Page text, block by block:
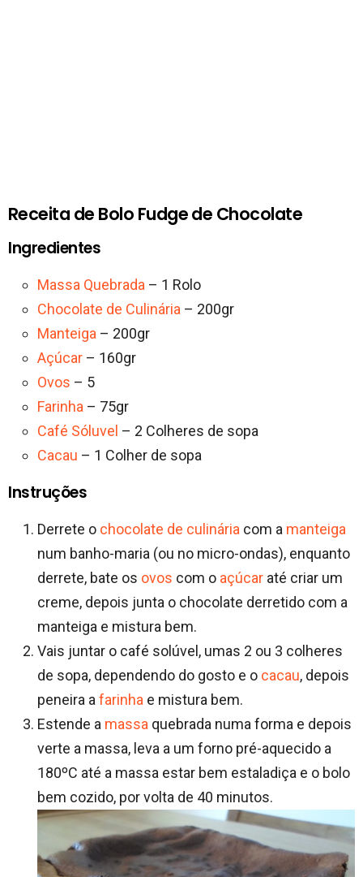
Receita de Bolo Fudge de Chocolate
Ingredientes
Massa Quebrada – 1 Rolo
Chocolate de Culinária – 200gr
Manteiga – 200gr
Açúcar – 160gr
Ovos – 5
Farinha – 75gr
Café Sóluvel – 2 Colheres de sopa
Cacau – 1 Colher de sopa
Instruções
Derrete o chocolate de culinária com a manteiga
num banho-maria (ou no micro-ondas), enquanto
derrete, bate os ovos com o açúcar até criar um
creme, depois junta o chocolate derretido com a
manteiga e mistura bem.
Vais juntar o café solúvel, umas 2 ou 3 colheres
de sopa, dependendo do gosto e o cacau, depois
peneira a farinha e mistura bem.
Estende a massa quebrada numa forma e depois
verte a massa, leva a um forno pré-aquecido a
180ºC até a massa estar bem estaladiça e o bolo
bem cozido, por volta de 40 minutos.